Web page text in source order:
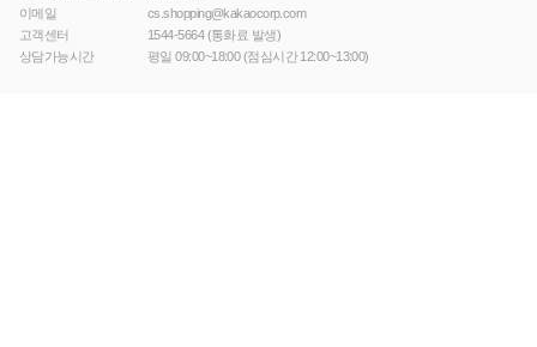
이메일
cs.shopping@kakaocorp.com
고객센터
1544-5664(통화료 발생)
상담가능시간
평일 09:00~18:00 (점심시간 12:00~13:00)